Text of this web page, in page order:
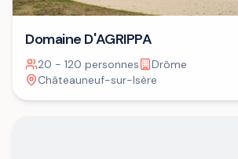
Domaine D'AGRIPPA
20 - 120 personnes
Drôme
Châteauneuf-sur-Isère